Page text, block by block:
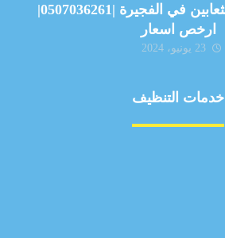
شركة مكافحة الثعابين في الفجيرة |0507036261|
ارخص اسعار
23 يونيو، 2024
خدمات التنظيف